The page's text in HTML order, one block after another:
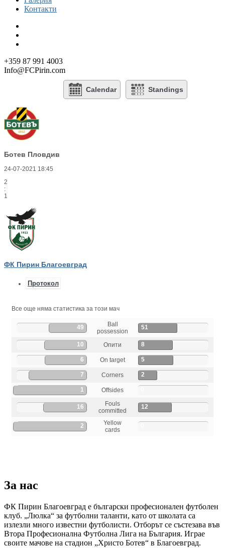
Контакти
+359 87 991 4003
Info@FCPirin.com
Calendar Standings
Ботев Пловдив
24-07-2021 18:45
2
:
1
ФК Пирин Благоевград
Протокол
Все още няма статистика за този мач
49
Ball
possession
51
10 Опити 8
6 On target 5
7 Corners 2
1 Offsides
16
Fouls
committed
12
2
Yellow
cards
За нас
ФК Пирин Благоевград е български професионален футболен
клуб. „Люлка“ за футболни таланти, като от школата са
излезли много известни футболисти. Отборът се състезава във
Втора Професионална Футболна Лига на България. Играе
своите мачове на стадион „Христо Ботев“ в Благоевград.